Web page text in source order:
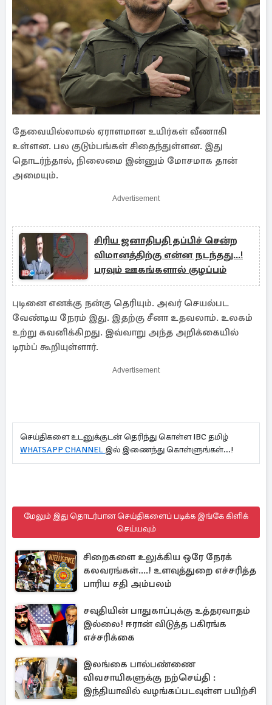
தேவையில்லாமல் ஏராளமான உயிர்கள் வீணாகி
உள்ளன. பல குடும்பங்கள் சிதைந்துள்ளன. இது
தொடர்ந்தால், நிலைமை இன்னும் மோசமாக தான்
அமையும்.
Advertisement
சிரிய ஜனாதிபதி தப்பிச் சென்ற
விமானத்திற்கு என்ன நடந்தது...!
பரவும் ஊகங்களால் குழப்பம்
புடினை எனக்கு நன்கு தெரியும். அவர் செயல்பட
வேண்டிய நேரம் இது. இதற்கு சீனா உதவலாம். உலகம்
உற்று கவனிக்கிறது. இவ்வாறு அந்த அறிக்கையில்
டிரம்ப் கூறியுள்ளார்.
Advertisement
செய்திகளை உடனுக்குடன் தெரிந்து கொள்ள IBC தமிழ்
WHATSAPP CHANNEL இல் இணைந்து கொள்ளுங்கள்...!
மேலும் இது தொடர்பான செய்திகளைப் படிக்க இங்கே கிளிக்
செய்யவும்
சிறைகளை உலுக்கிய ஒரே நேரக்
கலவரங்கள்....! உளவுத்துறை எச்சரித்த
பாரிய சதி அம்பலம்
சவுதியின் பாதுகாப்புக்கு உத்தரவாதம்
இல்லை! ஈரான் விடுத்த பகிரங்க
எச்சரிக்கை
இலங்கை பால்பண்ணை
விவசாயிகளுக்கு நற்செய்தி :
இந்தியாவில் வழங்கப்படவுள்ள பயிற்சி